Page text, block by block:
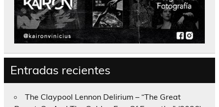
Entradas recientes
The Claypool Lennon Delirium – “The Great